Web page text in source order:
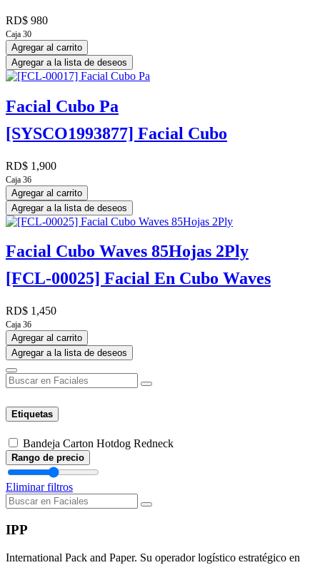
RD$ 980
Caja 30
Agregar al carrito
Agregar a la lista de deseos
Facial Cubo Pa
[SYSCO1993877] Facial Cubo
RD$ 1,900
Caja 36
Agregar al carrito
Agregar a la lista de deseos
Facial Cubo Waves 85Hojas 2Ply
[FCL-00025] Facial En Cubo Waves
RD$ 1,450
Caja 36
Agregar al carrito
Agregar a la lista de deseos
Etiquetas
Bandeja Carton Hotdog Redneck
Rango de precio
Eliminar filtros
IPP
International Pack and Paper. Su operador logístico estratégico en